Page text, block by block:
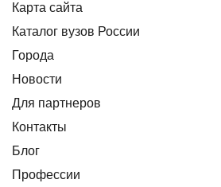
Карта сайта
Каталог вузов России
Города
Новости
Для партнеров
Контакты
Блог
Профессии